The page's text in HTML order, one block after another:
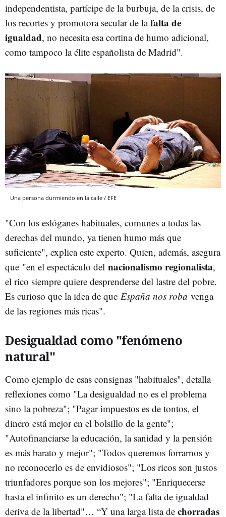
independentista, partícipe de la burbuja, de la crisis, de
los recortes y promotora secular de lafalta de
igualdad, no necesita esa cortina de humo adicional,
como tampoco la élite españolista de Madrid".
Una persona durmiendo en la calle / EFE
"Con los eslóganes habituales, comunes a todas las
derechas del mundo, ya tienen humo más que
suficiente", explica este experto. Quien, además, asegura
que "en el espectáculo del nacionalismo regionalista,
el rico siempre quiere desprenderse del lastre del pobre.
Es curioso que la idea de que España nos roba venga
de las regiones más ricas".
Desigualdad como "fenómeno
natural"
Como ejemplo de esas consignas "habituales", detalla
reflexiones como "La desigualdad no es el problema
sino la pobreza"; "Pagar impuestos es de tontos, el
dinero está mejor en el bolsillo de la gente";
"Autofinanciarse la educación, la sanidad y la pensión
es más barato y mejor"; "Todos queremos forrarnos y
no reconocerlo es de envidiosos"; "Los ricos son justos
triunfadores porque son los mejores"; "Enriquecerse
hasta el infinito es un derecho"; "La falta de igualdad
deriva de la libertad"… “Y una larga lista de chorradas